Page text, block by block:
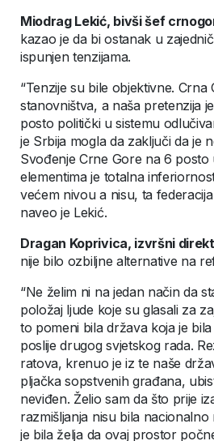
Miodrag Lekić, bivši šef
kazao je da bi ostanak u
ispunjen tenzijama.
“Tenzije su bile objektivne. Crna
stanovništva, a naša pretenzija
posto politički u sistemu
je Srbija mogla da zaključi da je
Svođenje Crne Gore na 6 posto
elementima je totalna
većem nivou a nisu, ta
naveo je Lekić.
Dragan Koprivica, izvršni
nije bilo ozbiljne alternative na
“Ne želim ni na jedan način da
položaj ljude koje su glasali za
to pomeni bila država koja je
poslije drugog svjetskog rada.
ratova, krenuo je iz te naše
pljačka sopstvenih građana,
neviđen. Želio sam da što prije
razmišljanja nisu bila
je bila želja da ovaj prostor